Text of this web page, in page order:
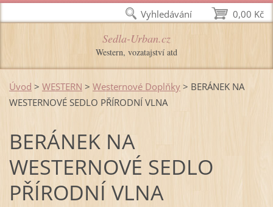
Sedla-Urban.cz
Western, vozatajství atd
Úvod > WESTERN > Westernové Doplňky > BERÁNEK NA
WESTERNOVÉ SEDLO PŘÍRODNÍ VLNA
BERÁNEK NA
WESTERNOVÉ SEDLO
PŘÍRODNÍ VLNA
0,00 Kč
Vyhledávání